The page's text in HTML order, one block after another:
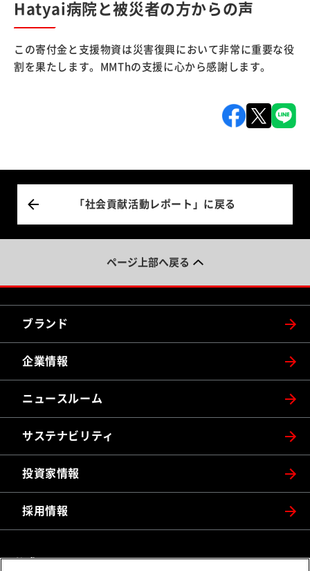
Hatyai病院と被災者の方からの声
この寄付金と支援物資は災害復興において非常に重要な役
割を果たします。MMThの支援に心から感謝します。
「社会貢献活動レポート」に戻る
ページ上部へ戻る
ブランド
企業情報
ニュースルーム
サステナビリティ
投資家情報
採用情報
公式SNS